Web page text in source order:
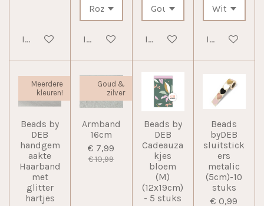
In winkelwagenIn winkelwagenIn winkelwagenIn
Meerdere
kleuren!
Beads by
DEB
handgem
aakte
Haarband
met
glitter
hartjes
Goud &
zilver
Armband
16cm
€ 7,99
€ 10,99
Beads by
DEB
Cadeauza
kjes
bloem
(M)
(12x19cm)
- 5 stuks
Beads
byDEB
sluitstick
ers
metalic
(5cm)-10
stuks
€ 0,99